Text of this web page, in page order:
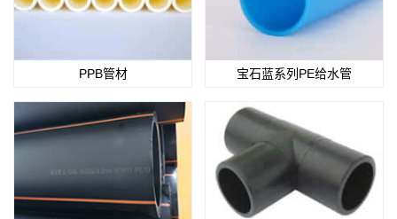
PPB管材 宝石蓝系列PE给水管